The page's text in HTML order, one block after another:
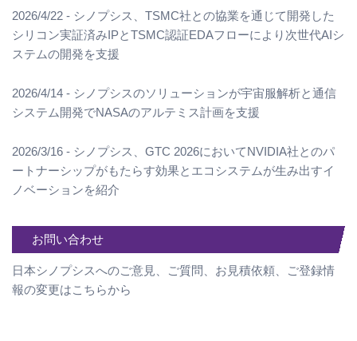
2026/4/22 - シノプシス、TSMC社との協業を通じて開発した
シリコン実証済みIPとTSMC認証EDAフローにより次世代AIシ
ステムの開発を支援
2026/4/14 - シノプシスのソリューションが宇宙服解析と通信
システム開発でNASAのアルテミス計画を支援
2026/3/16 - シノプシス、GTC 2026においてNVIDIA社とのパ
ートナーシップがもたらす効果とエコシステムが生み出すイ
ノベーションを紹介
お問い合わせ
日本シノプシスへのご意見、ご質問、お見積依頼、ご登録情
報の変更はこちらから